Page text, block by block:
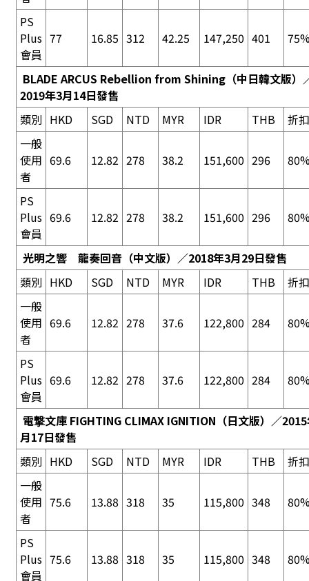
PS
Plus
會員
77 16.85 312 42.25 147,250 401
BLADE ARCUS Rebellion from Shining（中日韓文版）
2019年3月14日發售
類別 HKD SGD NTD MYR IDR THB
折
一般
使用
者
69.6 12.82 278 38.2 151,600 296
PS
Plus
會員
69.6 12.82 278 38.2 151,600 296
光明之響 龍奏回音（中文版）／2018年3月29日發售
類別 HKD SGD NTD MYR IDR THB
折
一般
使用
者
69.6 12.82 278 37.6 122,800 284
PS
Plus
會員
69.6 12.82 278 37.6 122,800 284
電撃文庫 FIGHTING CLIMAX IGNITION （日文版）／
月17日發售
類別 HKD SGD NTD MYR IDR THB
折
一般
使用
者
75.6 13.88 318 35 115,800 348
PS
Plus
會員
75.6 13.88 318 35 115,800 348